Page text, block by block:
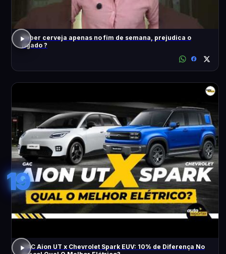
Beber cerveja apenas no fim de semana, prejudica o
fígado ?
19
GAC Aion UT x Chevrolet Spark EUV: 10% de Diferença No